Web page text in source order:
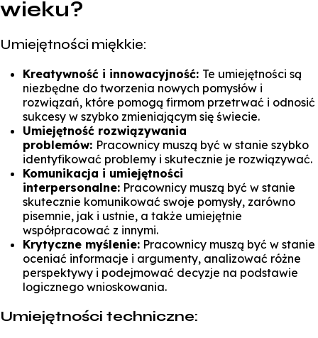
wieku?
Umiejętności miękkie:
Kreatywność i innowacyjność: Te umiejętności są
niezbędne do tworzenia nowych pomysłów i
rozwiązań, które pomogą firmom przetrwać i odnosić
sukcesy w szybko zmieniającym się świecie.
Umiejętność rozwiązywania
problemów: Pracownicy muszą być w stanie szybko
identyfikować problemy i skutecznie je rozwiązywać.
Komunikacja i umiejętności
interpersonalne: Pracownicy muszą być w stanie
skutecznie komunikować swoje pomysły, zarówno
pisemnie, jak i ustnie, a także umiejętnie
współpracować z innymi.
Krytyczne myślenie: Pracownicy muszą być w stanie
oceniać informacje i argumenty, analizować różne
perspektywy i podejmować decyzje na podstawie
logicznego wnioskowania.
Umiejętności techniczne: